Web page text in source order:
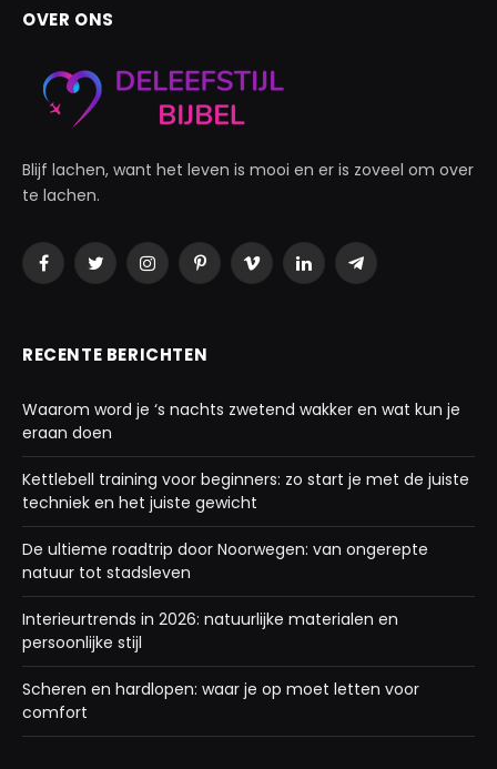
OVER ONS
Blijf lachen, want het leven is mooi en er is zoveel om over
te lachen.
FacebookTwitterInstagramPinterestVimeoLinkedInTelegram
RECENTE BERICHTEN
Waarom word je ‘s nachts zwetend wakker en wat kun je
eraan doen
Kettlebell training voor beginners: zo start je met de juiste
techniek en het juiste gewicht
De ultieme roadtrip door Noorwegen: van ongerepte
natuur tot stadsleven
Interieurtrends in 2026: natuurlijke materialen en
persoonlijke stijl
Scheren en hardlopen: waar je op moet letten voor
comfort